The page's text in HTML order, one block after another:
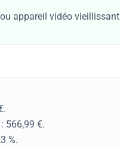
appareil vidéo vieillissant
566,99 €.
%.